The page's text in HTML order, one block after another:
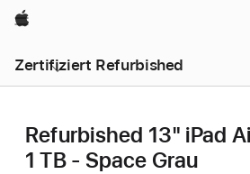
Apple
Zertifiziert Refurbished
Refurbished 13" iPad
1 TB - Space Grau